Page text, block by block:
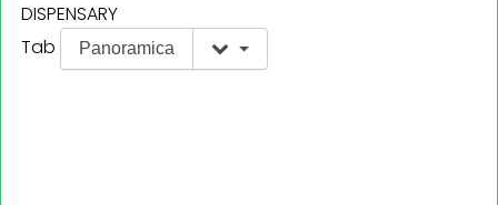
DISPENSARY
Tab
Panoramica